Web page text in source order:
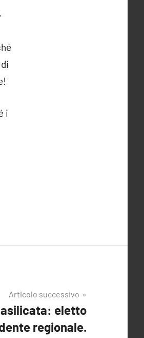
i
Articolo successivo
eletto
regionale.